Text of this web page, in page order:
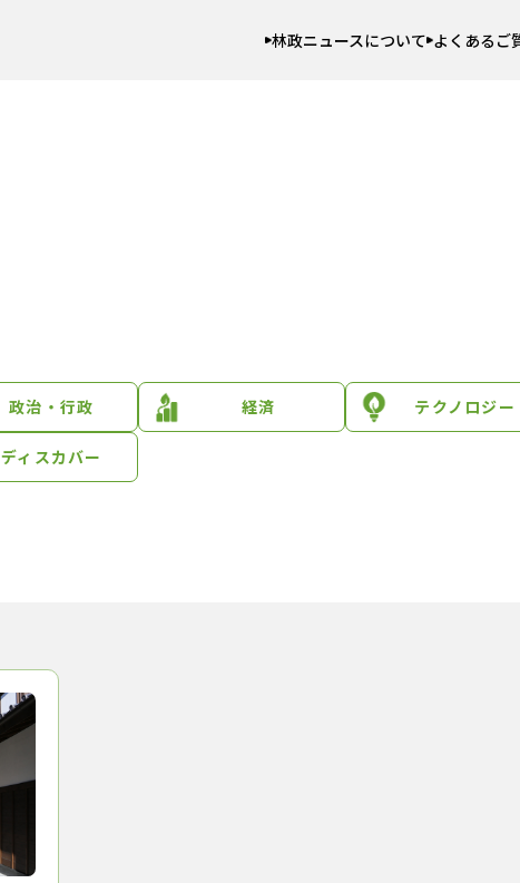
林政ニュースについて よくあるご
政治・行政 経済 テクノロジー
ディスカバー